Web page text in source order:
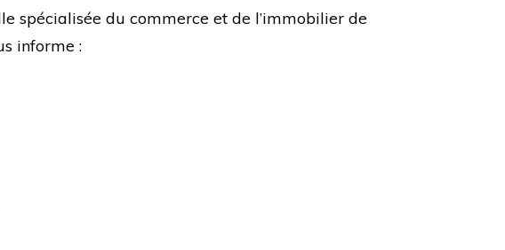
spécialisée du commerce et de l’immobilier de
informe :